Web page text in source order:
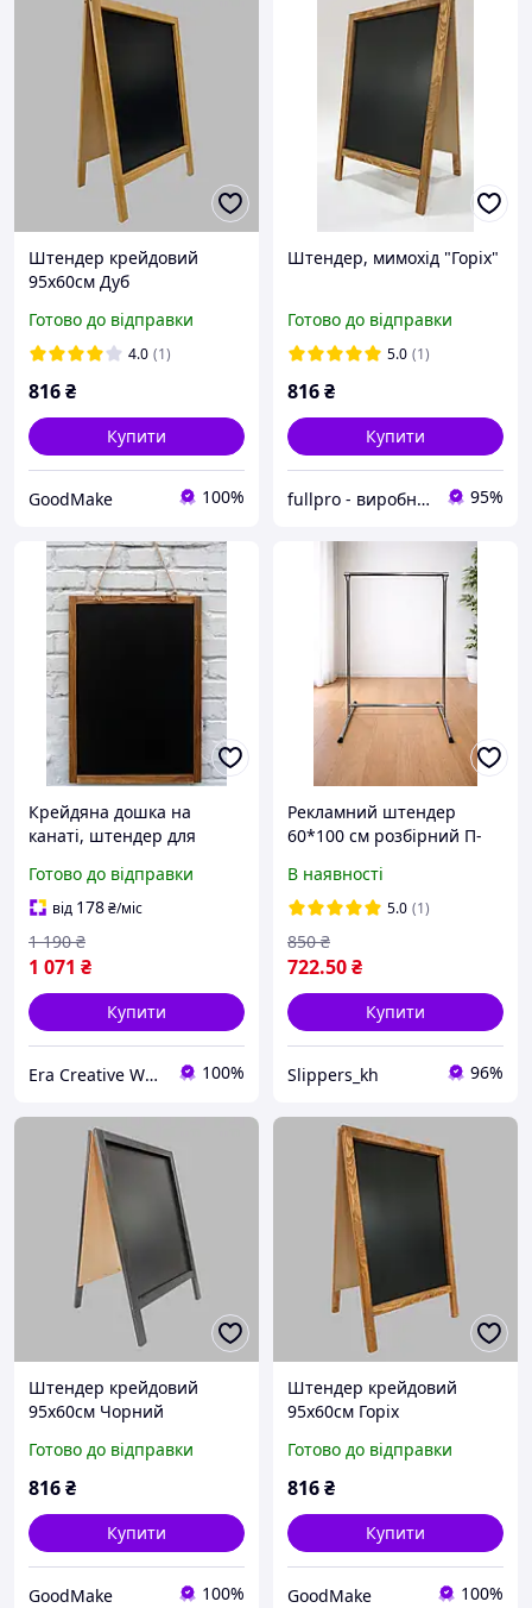
Штендер крейдовий
95х60см Дуб
Готово до відправки
4.0 (1)
816₴
Купити
GoodMake 100%
Штендер, мимохід "Горіх"
Готово до відправки
5.0 (1)
816₴
Купити
fullpro - виробник і постачальник товарів з акрилу, фанери, дерева та інших матеріалів на власних ви 95%
Крейдяна дошка на
канаті, штендер для
см (Грифельна фарба)
Готово до відправки
від 178₴/міс
1 071 ₴
1 190 ₴
Купити
Era Creative Wood 100%
Рекламний штендер
60*100 см розбірний П-
банера, мімохід,
зовнішня реклама для
магазину, кафе, салону
В наявності
5.0 (1)
722.50₴
850 ₴
Купити
Slippers_kh 96%
Штендер крейдовий
95х60см Чорний
Готово до відправки
816₴
Купити
GoodMake 100%
Штендер крейдовий
95х60см Горіх
Готово до відправки
816₴
Купити
GoodMake 100%